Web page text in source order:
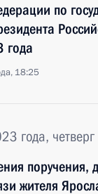
по
года
18:25
года, четверг
жителя